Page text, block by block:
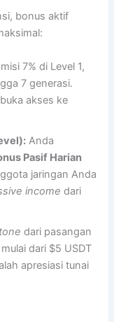
bonus aktif
7% di Level 1,
7 generasi.
akses ke
Anda
Pasif Harian
jaringan Anda
income dari
dari pasangan
dari $5 USDT
apresiasi tunai